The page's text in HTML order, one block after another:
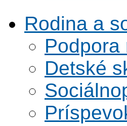
Rodina a
Detské